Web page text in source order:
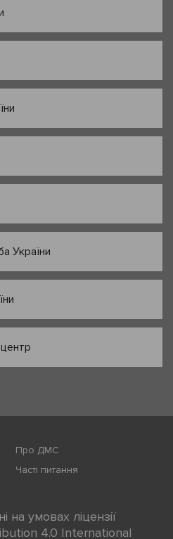
України
Про ДМС
Часті питання
на умовах ліцензії
4.0 International